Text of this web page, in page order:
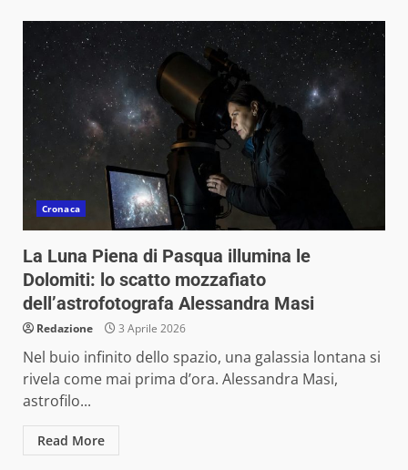
Cronaca
La Luna Piena di Pasqua illumina le
Dolomiti: lo scatto mozzafiato
dell’astrofotografa Alessandra Masi
Redazione 3 Aprile 2026
Nel buio infinito dello spazio, una galassia lontana si
rivela come mai prima d’ora. Alessandra Masi,
astrofilo...
Read More